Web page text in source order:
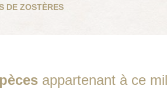
DE ZOSTÈRES
appartenant à ce